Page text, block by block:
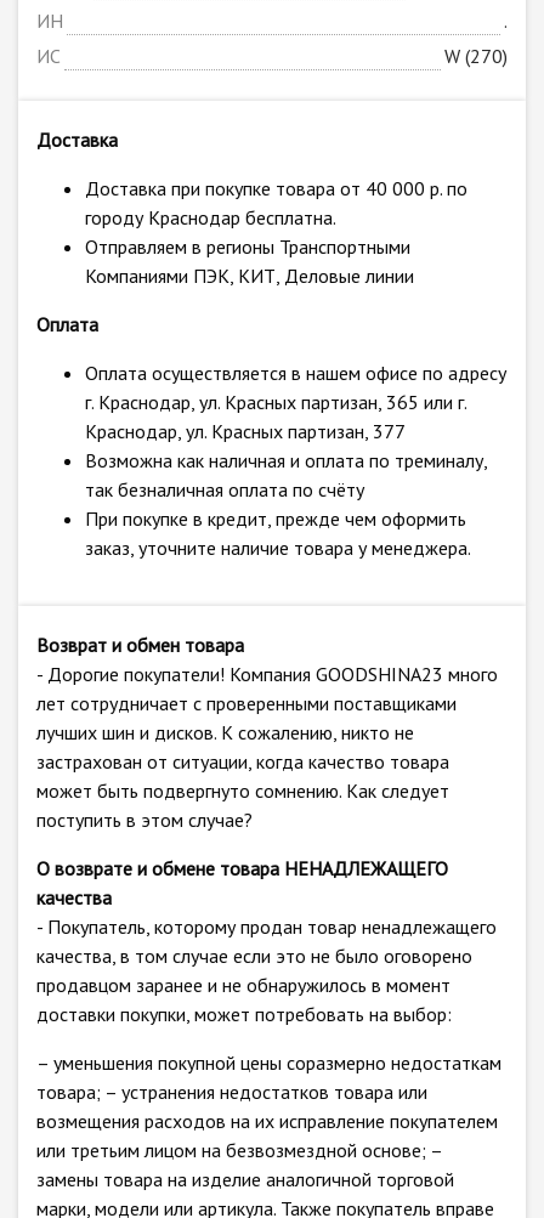
ИН
.
ИС
W (270)
Доставка
Доставка при покупке товара от 40 000 р. по
городу Краснодар бесплатна.
Отправляем в регионы Транспортными
Компаниями ПЭК, КИТ, Деловые линии
Оплата
Оплата осуществляется в нашем офисе по адресу
г. Краснодар, ул. Красных партизан, 365 или г.
Краснодар, ул. Красных партизан, 377
Возможна как наличная и оплата по треминалу,
так безналичная оплата по счёту
При покупке в кредит, прежде чем оформить
заказ, уточните наличие товара у менеджера.
Возврат и обмен товара
- Дорогие покупатели! Компания GOODSHINA23 много
лет сотрудничает с проверенными поставщиками
лучших шин и дисков. К сожалению, никто не
застрахован от ситуации, когда качество товара
может быть подвергнуто сомнению. Как следует
поступить в этом случае?
О возврате и обмене товара НЕНАДЛЕЖАЩЕГО
качества
- Покупатель, которому продан товар ненадлежащего
качества, в том случае если это не было оговорено
продавцом заранее и не обнаружилось в момент
доставки покупки, может потребовать на выбор:
– уменьшения покупной цены соразмерно недостаткам
товара; – устранения недостатков товара или
возмещения расходов на их исправление покупателем
или третьим лицом на безвозмездной основе; –
замены товара на изделие аналогичной торговой
марки, модели или артикула. Также покупатель вправе